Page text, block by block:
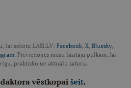
lai sekotu LASI.LV: Facebook, X, Bluesky,
. Pievienojies mūsu lasītāju pulkam, lai
praktisku un aktuālu saturu.
vēstkopaišeit.